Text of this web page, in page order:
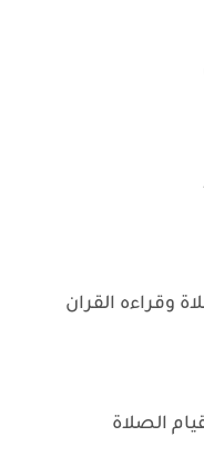
وقراءه القران
الصلاة